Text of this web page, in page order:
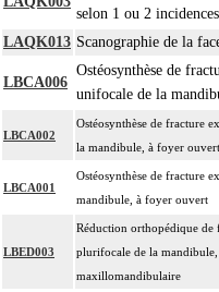
selon 1 ou 2 incidences
LAQK013 Scanographie de la
LBCA006
Ostéosynthèse de
unifocale de la
LBCA002
Ostéosynthèse de fracture
la mandibule, à foyer ouvert
LBCA001
Ostéosynthèse de fracture
mandibule, à foyer ouvert
LBED003
Réduction orthopédique de
plurifocale de la
maxillomandibulaire